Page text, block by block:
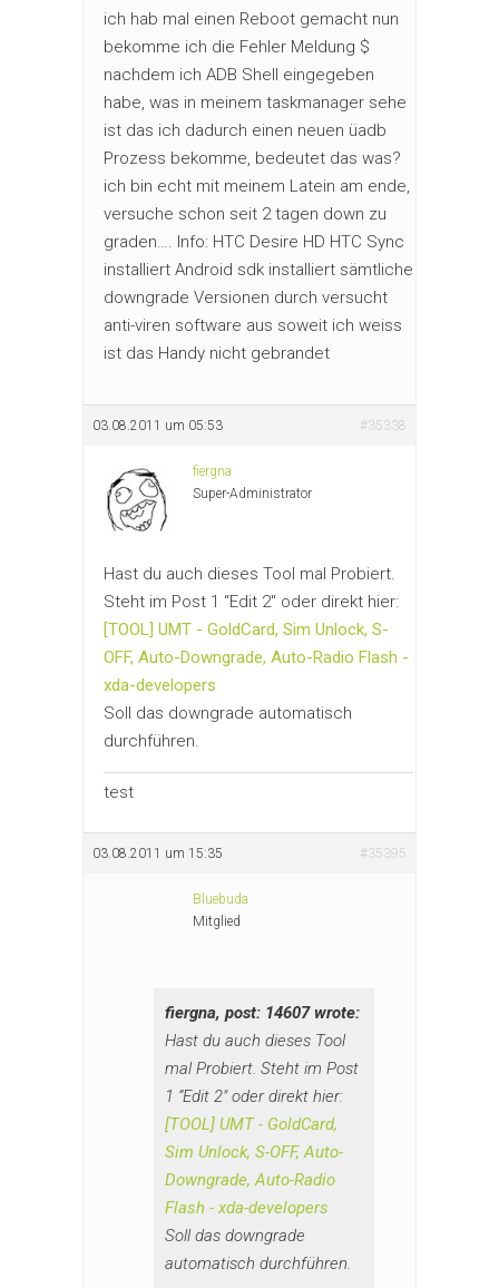
ich hab mal einen Reboot gemacht nun
bekomme ich die Fehler Meldung $
nachdem ich ADB Shell eingegeben
habe, was in meinem taskmanager sehe
ist das ich dadurch einen neuen üadb
Prozess bekomme, bedeutet das was?
ich bin echt mit meinem Latein am ende,
versuche schon seit 2 tagen down zu
graden…. Info: HTC Desire HD HTC Sync
installiert Android sdk installiert sämtliche
downgrade Versionen durch versucht
anti-viren software aus soweit ich weiss
ist das Handy nicht gebrandet
03.08.2011 um 05:53 #35338
fiergna
Super-Administrator
Hast du auch dieses Tool mal Probiert.
Steht im Post 1 “Edit 2″ oder direkt hier:
[TOOL] UMT - GoldCard, Sim Unlock, S-
OFF, Auto-Downgrade, Auto-Radio Flash -
xda-developers
Soll das downgrade automatisch
durchführen.
test
03.08.2011 um 15:35 #35395
Bluebuda
Mitglied
fiergna, post: 14607 wrote:
Hast du auch dieses Tool
mal Probiert. Steht im Post
1 “Edit 2″ oder direkt hier:
[TOOL] UMT - GoldCard,
Sim Unlock, S-OFF, Auto-
Downgrade, Auto-Radio
Flash - xda-developers
Soll das downgrade
automatisch durchführen.